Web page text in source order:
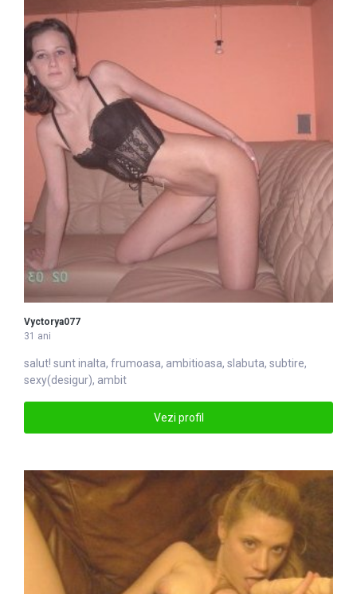
Vyctorya077
31 ani
salut! sunt inalta, frumoasa, ambitioasa, slabuta, subtire,
sexy(desigur), ambit
Vezi profil